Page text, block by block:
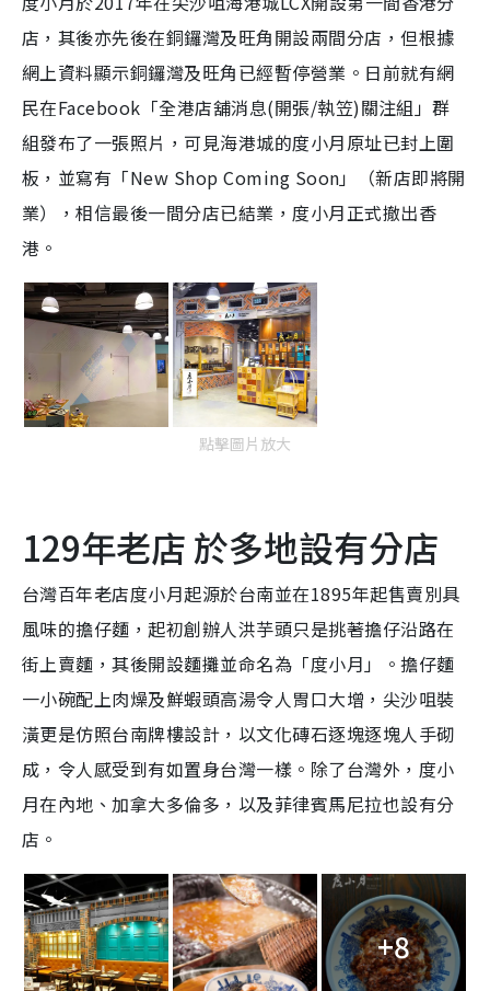
店，其後亦先後在銅鑼灣及旺角開設兩間分店，但根據
網上資料顯示銅鑼灣及旺角已經暫停營業。日前就有網
民在Facebook「全港店舖消息(開張/執笠)關注組」群
組發布了一張照片，可見海港城的度小月原址已封上圍
板，並寫有「New Shop Coming Soon」（新店即將開
業），相信最後一間分店已結業，度小月正式撤出香
港。
點擊圖片放大
129年老店 於多地設有分店
台灣百年老店度小月起源於台南並在1895年起售賣別具
風味的擔仔麵，起初創辦人洪芋頭只是挑著擔仔沿路在
街上賣麵，其後開設麵攤並命名為「度小月」。擔仔麵
一小碗配上肉燥及鮮蝦頭高湯令人胃口大增，尖沙咀裝
潢更是仿照台南牌樓設計，以文化磚石逐塊逐塊人手砌
成，令人感受到有如置身台灣一樣。除了台灣外，度小
月在內地、加拿大多倫多，以及菲律賓馬尼拉也設有分
店。
+8